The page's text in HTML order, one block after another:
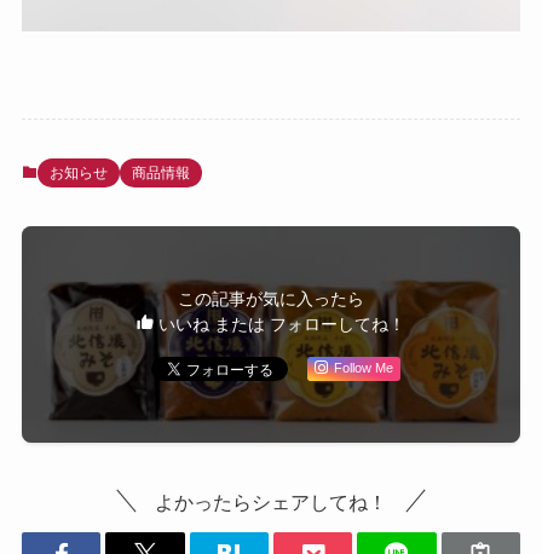
お知らせ 商品情報
この記事が気に入ったら
いいね または フォローしてね！
Follow Me
よかったらシェアしてね！